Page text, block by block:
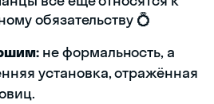
обязательству 💍
не формальность, а
установка, отражённая